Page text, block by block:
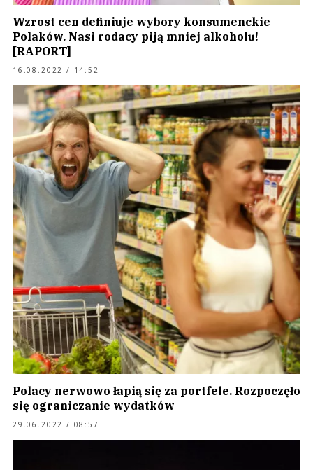
Wzrost cen definiuje wybory konsumenckie
Polaków. Nasi rodacy piją mniej alkoholu!
[RAPORT]
16.08.2022 / 14:52
Polacy nerwowo łapią się za portfele. Rozpoczęło
się ograniczanie wydatków
29.06.2022 / 08:57